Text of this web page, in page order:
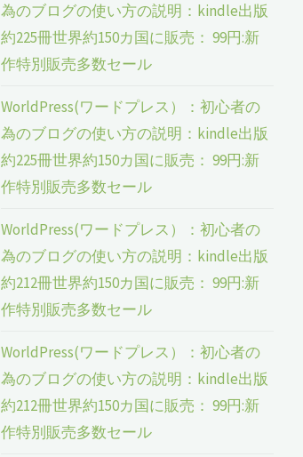
為のブログの使い方の説明：kindle出版
約225冊世界約150カ国に販売： 99円:新
作特別販売多数セール
WorldPress(ワードプレス）：初心者の
為のブログの使い方の説明：kindle出版
約225冊世界約150カ国に販売： 99円:新
作特別販売多数セール
WorldPress(ワードプレス）：初心者の
為のブログの使い方の説明：kindle出版
約212冊世界約150カ国に販売： 99円:新
作特別販売多数セール
WorldPress(ワードプレス）：初心者の
為のブログの使い方の説明：kindle出版
約212冊世界約150カ国に販売： 99円:新
作特別販売多数セール